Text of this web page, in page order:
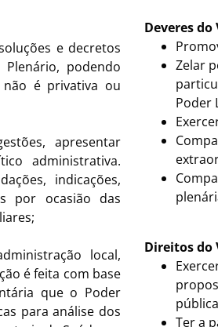
e decretos
podendo
é privativa ou
apresentar
administrativa.
indicações,
por ocasião das
local,
é feita com base
que o Poder
para análise dos
Deveres do
Zelar
Poder
Direitos do
Ter a